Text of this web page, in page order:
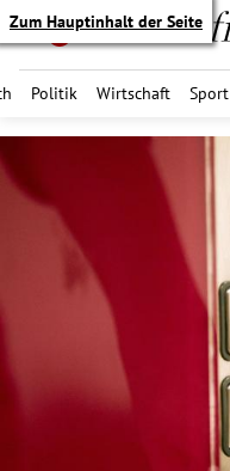
Zum Hauptinhalt der Seite
Politik Wirtschaft Sport